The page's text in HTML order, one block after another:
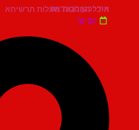
היכל התרבות מעלות תרשיחא
אודי כגן סטנדאפ
יום ש'